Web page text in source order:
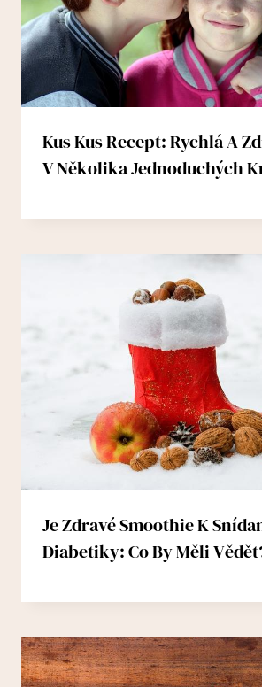
Kus Kus Recept: Rychlá A
V Několika Jednoduchých
Je Zdravé Smoothie K
Diabetiky: Co By Měli